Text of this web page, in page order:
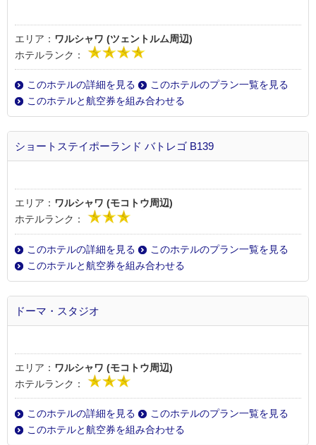
エリア： ワルシャワ (ツェントルム周辺)
ホテルランク：
このホテルの詳細を見る
このホテルのプラン一覧を見る
このホテルと航空券を組み合わせる
ショートステイポーランド バトレゴ B139
エリア： ワルシャワ (モコトウ周辺)
ホテルランク：
このホテルの詳細を見る
このホテルのプラン一覧を見る
このホテルと航空券を組み合わせる
ドーマ・スタジオ
エリア： ワルシャワ (モコトウ周辺)
ホテルランク：
このホテルの詳細を見る
このホテルのプラン一覧を見る
このホテルと航空券を組み合わせる